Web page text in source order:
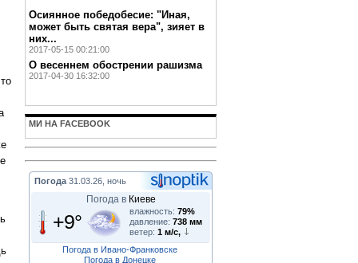
Осиянное победобесие: "Иная,
может быть святая вера", зияет в
них...
2017-05-15 00:21:00
О весеннем обострении рашизма
2017-04-30 16:32:00
МИ НА FACEBOOK
Погода 31.03.26, ночь
Погода в Киеве
+9° влажность: 79%
давление: 738 мм
ветер: 1 м/с,
Погода в Ивано-Франковске
Погода в Донецке